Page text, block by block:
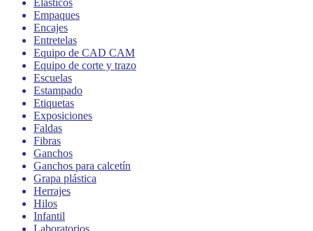
Empaques
Encajes
Entretelas
Equipo de CAD CAM
Equipo de corte y trazo
Escuelas
Estampado
Etiquetas
Exposiciones
Faldas
Fibras
Ganchos
Ganchos para calcetín
Grapa plástica
Herrajes
Hilos
Infantil
Laboratorios